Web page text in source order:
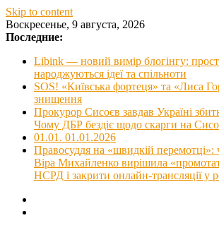
Skip to content
Воскресенье, 9 августа, 2026
Последние:
Libink — новий вимір блогінгу:
народжуються ідеї та спільноти
SOS! «Київська фортеця» та «Лиса
знищення
Прокурор Сисоєв завдав Україні
Чому ДБР бездіє щодо скарги на
01.01. 01.01.2026
Правосуддя на «швидкій
Віра Михайленко вирішила
НСРД і закрити онлайн-трансляції у